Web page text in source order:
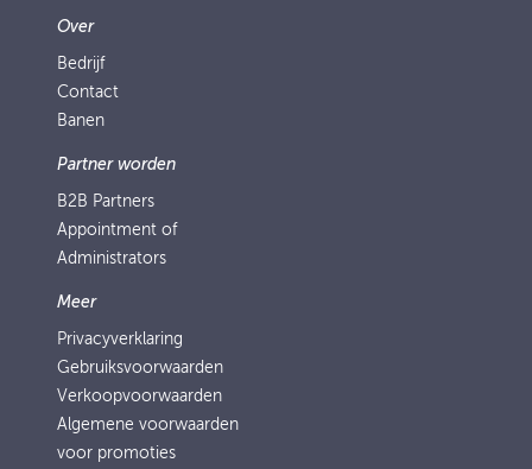
Over
Bedrijf
Contact
Banen
Partner worden
B2B Partners
Appointment of
Administrators
Meer
Privacyverklaring
Gebruiksvoorwaarden
Verkoopvoorwaarden
Algemene voorwaarden
voor promoties